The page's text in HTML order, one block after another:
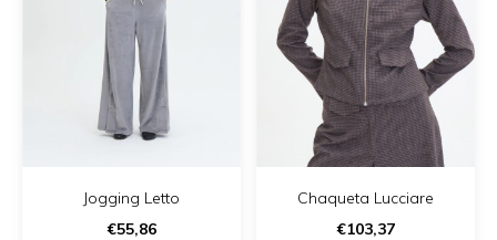
Jogging Letto
€55,86
Chaqueta Lucciare
€103,37